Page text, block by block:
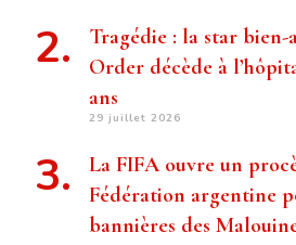
Tragédie : la star bien-
Order décède à
ans
29 juillet 2026
La FIFA ouvre un
Fédération argentine
bannières des